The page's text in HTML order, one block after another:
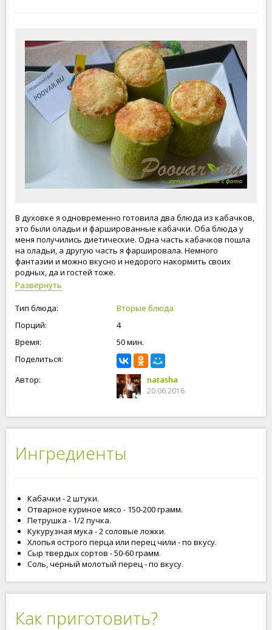
В духовке я одновременно готовила два блюда из кабачков,
это были оладьи и фаршированные кабачки. Оба блюда у
меня получились диетические. Одна часть кабачков пошла
на оладьи, а другую часть я фаршировала. Немного
фантазии и можно вкусно и недорого накормить своих
родных, да и гостей тоже.
Развернуть
Тип блюда:
Вторые блюда
Порций:
4
Время:
50 мин.
Поделиться:
Автор:
natasha
20.06.2016
Ингредиенты
Кабачки - 2 штуки.
Отварное куриное мясо - 150-200 грамм.
Петрушка - 1/2 пучка.
Кукурузная мука - 2 соловые ложки.
Хлопья острого перца или перец чили - по вкусу.
Сыр твердых сортов - 50-60 грамм.
Соль, черный молотый перец - по вкусу.
Как приготовить?